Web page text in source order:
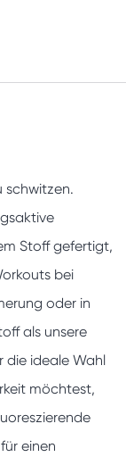
schwitzen.
Stoff gefertigt,
bei
oder in
als unsere
die ideale Wahl
möchtest,
einen